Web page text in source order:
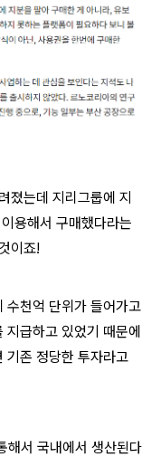
졌는데 지리그룹에 지
용해서 구매했다라는
이죠!
수천억 단위가 들어가고
지급하고 있었기 때문에
기존 정당한 투자라고
서 국내에서 생산된다